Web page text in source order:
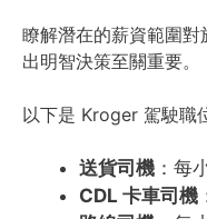
瞭解潛在的薪資範圍
出明智決策至關重要。
以下是 Kroger 駕駛職
送貨司機 ：每
CDL 卡車司機